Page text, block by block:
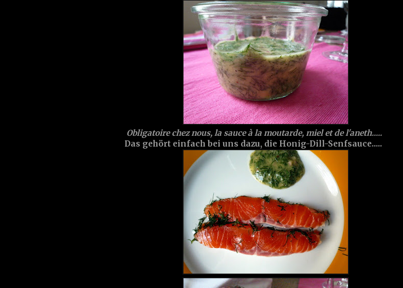
Obligatoire chez nous, la sauce à la moutarde, miel et de l'aneth.....
Das gehört einfach bei uns dazu, die Honig-Dill-Senfsauce.....